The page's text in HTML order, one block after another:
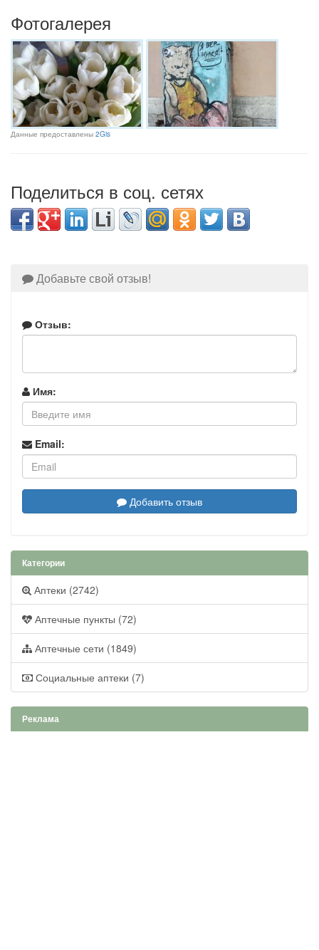
Фотогалерея
Данные предоставлены 2Gis
Поделиться в соц. сетях
Добавьте свой отзыв!
Отзыв:
Имя:
Email:
Добавить отзыв
Категории
Аптеки (2742)
Аптечные пункты (72)
Аптечные сети (1849)
Социальные аптеки (7)
Реклама